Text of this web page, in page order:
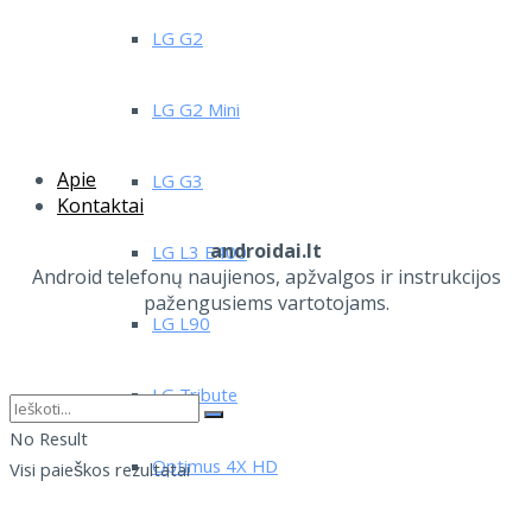
LG G2
LG G2 Mini
LG G3
LG L3 E400
LG L90
LG Tribute
Optimus 4X HD
Apie
Kontaktai
androidai.lt
Android telefonų naujienos, apžvalgos ir instrukcijos
pažengusiems vartotojams.
No Result
Visi paieškos rezultatai